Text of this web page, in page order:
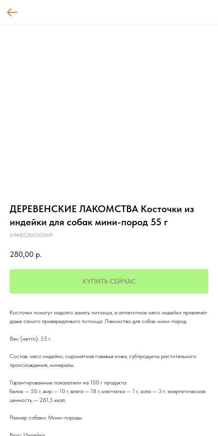
ДЕРЕВЕНСКИЕ ЛАКОМСТВА Косточки из
индейки для собак мини-пород 55 г
6948526050069
280,00 р.
КУПИТЬ СЕЙЧАС
Косточки помогут надолго занять питомца, а аппетитное мясо индейки привлечёт
даже самого привередливого питомца. Лакомство для собак мини-пород.
Вес (нетто): 55 г.
Состав: мясо индейки, сыромятная говяжья кожа, субпродукты растительного
происхождения, минералы.
Гарантированные показатели на 100 г продукта:
белок — 50 г, жир — 10 г, влага — 18 г, клетчатка — 1 г, зола — 3 г; энергетическая
ценность — 281,5 ккал.
Размер собаки: Мини-породы